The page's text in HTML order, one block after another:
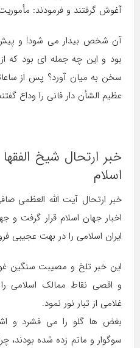
آغوش گرفتند و فرمودند:
آن شخص بیدار می شود! و
بود و این چه جمله ای بود که
سخن به میان آورد؟ پس از
عظیم الشأن دار فانی را وداع
خبر ارتحال شیخ
اسلام
خبر ارتحال آیت الله العظمی
اخبار جهان اسلام قرار گرفت
ایران اسلامی را در بهت عجیبی
این خبر تلخ و مصیبت سنگین
و اقصی نقاط ممالک اسلامی
غلامی از تبار نور نمود.